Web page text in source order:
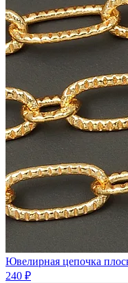
Ювелирная цепочка
240 ₽